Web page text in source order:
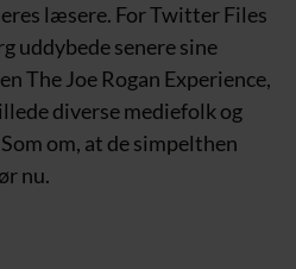
læsere. For Twitter Files
uddybede senere sine
The Joe Rogan Experience,
diverse mediefolk og
om, at de simpelthen
nu.